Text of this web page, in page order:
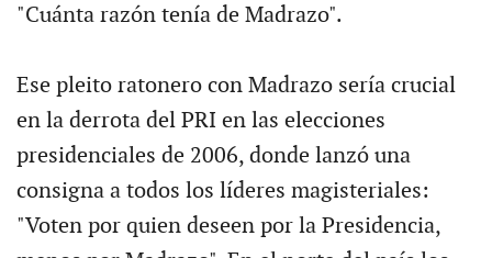
"Cuánta razón tenía de Madrazo".
Ese pleito ratonero con Madrazo sería crucial
en la derrota del PRI en las elecciones
presidenciales de 2006, donde lanzó una
consigna a todos los líderes magisteriales:
"Voten por quien deseen por la Presidencia,